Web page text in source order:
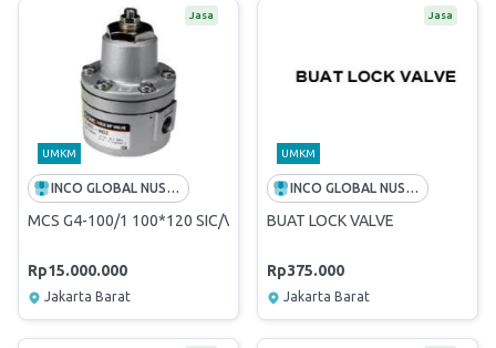
Jasa
UMKM
INCO GLOBAL NUSANTARA
MCS G4-100/1 100*120 SIC/VITON/SS316
Rp15.000.000
Jakarta Barat
Jasa
UMKM
INCO GLOBAL NUSANTARA
BUAT LOCK VALVE
Rp375.000
Jakarta Barat